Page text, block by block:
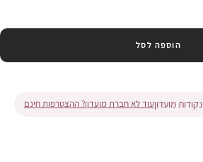
הוספה לסל
נקודות מועדוןעוד לא חברת מועדון? ההצטרפות חינם